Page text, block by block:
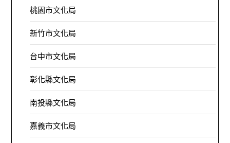
桃園市文化局
新竹市文化局
台中市文化局
彰化縣文化局
南投縣文化局
嘉義市文化局